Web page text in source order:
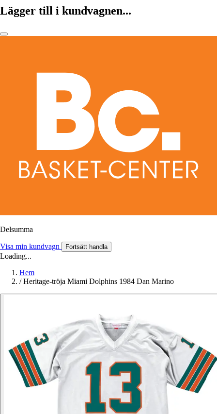
Lägger till i kundvagnen...
Delsumma
Visa min kundvagn Fortsätt handla
Loading...
Hem
/ Heritage-tröja Miami Dolphins 1984 Dan Marino